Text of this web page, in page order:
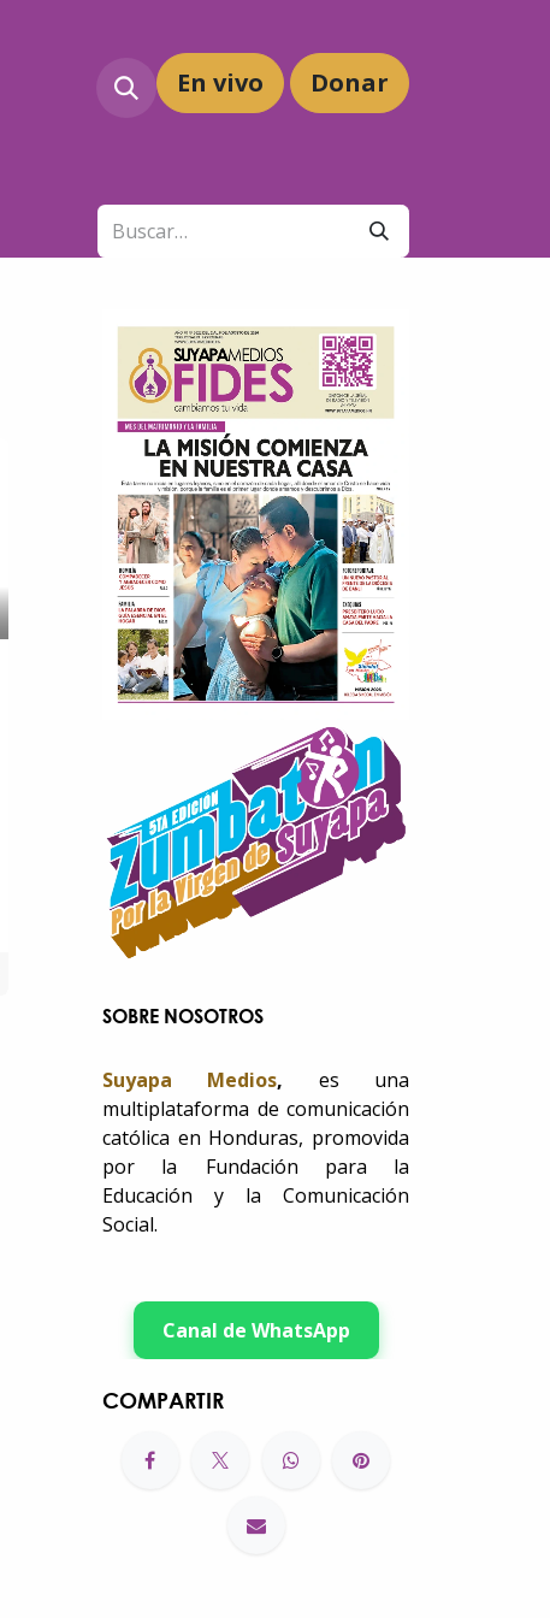
En vivo Donar
SOBRE NOSOTROS
Suyapa Medios, es una
multiplataforma de comunicación
católica en Honduras, promovida
por la Fundación para la
Educación y la Comunicación
Social.
Canal de WhatsApp
COMPARTIR